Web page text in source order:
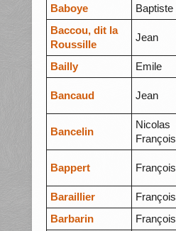
Baboye Baptiste
Baccou, dit la
Roussille
Jean
Bailly Emile
Bancaud Jean
Bancelin
Nicolas
François
Bappert François
Baraillier François
Barbarin
François